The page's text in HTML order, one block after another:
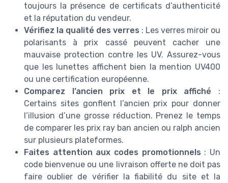
toujours la présence de certificats d’authenticité
et la réputation du vendeur.
Vérifiez la qualité des verres : Les verres miroir ou
polarisants à prix cassé peuvent cacher une
mauvaise protection contre les UV. Assurez-vous
que les lunettes affichent bien la mention UV400
ou une certification européenne.
Comparez l’ancien prix et le prix affiché :
Certains sites gonflent l’ancien prix pour donner
l’illusion d’une grosse réduction. Prenez le temps
de comparer les prix ray ban ancien ou ralph ancien
sur plusieurs plateformes.
Faites attention aux codes promotionnels : Un
code bienvenue ou une livraison offerte ne doit pas
faire oublier de vérifier la fiabilité du site et la